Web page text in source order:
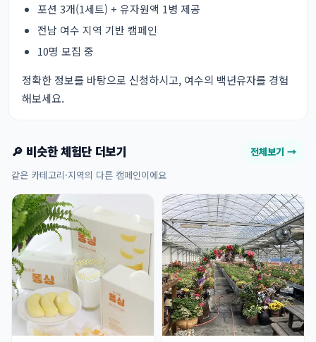
포션 3개(1세트) + 유자원액 1병 제공
전남 여수 지역 기반 캠페인
10명 모집 중
정확한 정보를 바탕으로 신청하시고, 여수의 백년유자를 경험
해보세요.
🔎 비슷한 체험단 더보기 전체보기 →
같은 카테고리·지역의 다른 캠페인이에요